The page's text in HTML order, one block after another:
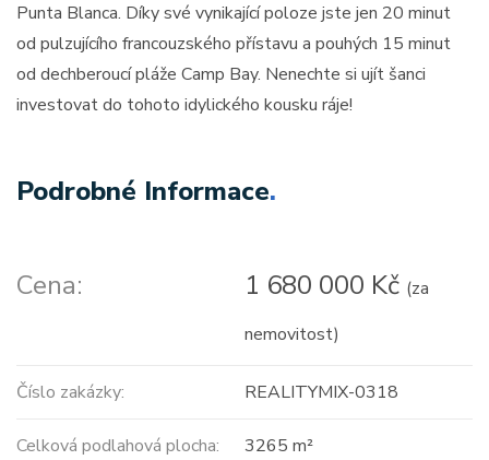
Punta Blanca. Díky své vynikající poloze jste jen 20 minut
od pulzujícího francouzského přístavu a pouhých 15 minut
od dechberoucí pláže Camp Bay. Nenechte si ujít šanci
investovat do tohoto idylického kousku ráje!
Podrobné Informace.
Cena: 1 680 000 Kč (za
nemovitost)
Číslo zakázky: REALITYMIX-0318
Celková podlahová plocha: 3265 m²